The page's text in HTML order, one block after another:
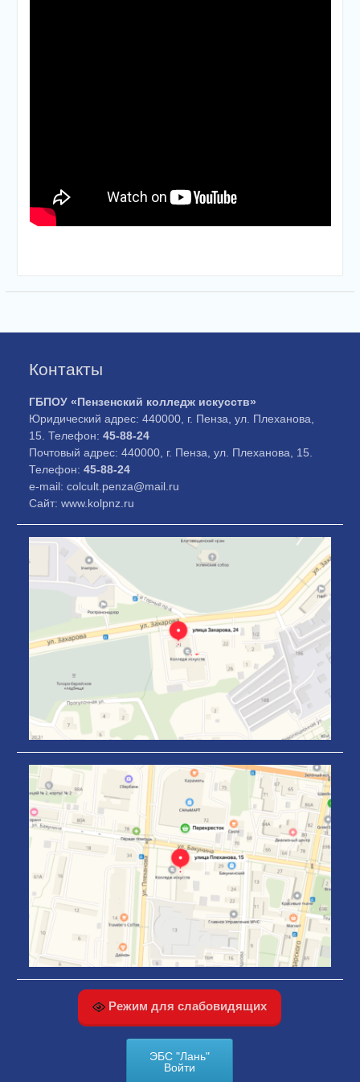
Контакты
ГБПОУ «Пензенский колледж искусств»
Юридический адрес: 440000, г. Пенза, ул. Плеханова,
15. Телефон:45-88-24
Почтовый адрес: 440000, г. Пенза, ул. Плеханова, 15.
Телефон:45-88-24
e-mail: colcult.penza@mail.ru
Сайт: www.kolpnz.ru
Режим для слабовидящих
ЭБС "Лань"
Войти